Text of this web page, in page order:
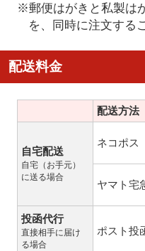
※郵便はがきと私製は
を、同時に注文する
配送料金
配送方法
自宅配送
自宅（お手元）
に送る場合
ネコポス
ヤマト宅
投函代行
直接相手に届け
る場合
ポスト投